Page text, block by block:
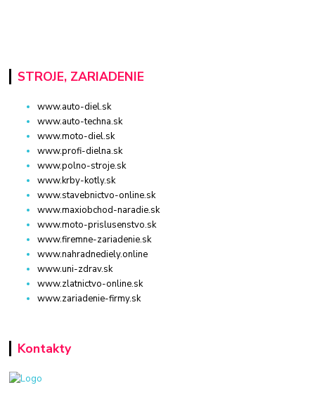
STROJE, ZARIADENIE
www.auto-diel.sk
www.auto-techna.sk
www.moto-diel.sk
www.profi-dielna.sk
www.polno-stroje.sk
www.krby-kotly.sk
www.stavebnictvo-online.sk
www.maxiobchod-naradie.sk
www.moto-prislusenstvo.sk
www.firemne-zariadenie.sk
www.nahradnediely.online
www.uni-zdrav.sk
www.zlatnictvo-online.sk
www.zariadenie-firmy.sk
Kontakty